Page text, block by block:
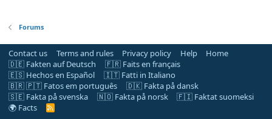
Forums
Contact us Terms and rules Privacy policy Help
Home
🇩🇪 Fakten auf Deutsch
🇫🇷 Faits en français
🇪🇸 Hechos en Español
🇮🇹 Fatti in Italiano
🇧🇷 🇵🇹 Fatos em português
🇩🇰 Fakta på dansk
🇸🇪 Fakta på svenska
🇳🇴 Fakta på norsk
🇫🇮 Faktat suomeksi
🌍 Facts
R